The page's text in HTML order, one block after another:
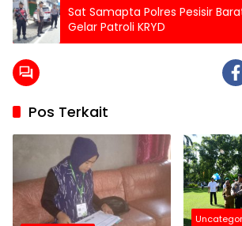
Sat Samapta Polres Pesisir
Gelar Patroli KRYD
Pos Terkait